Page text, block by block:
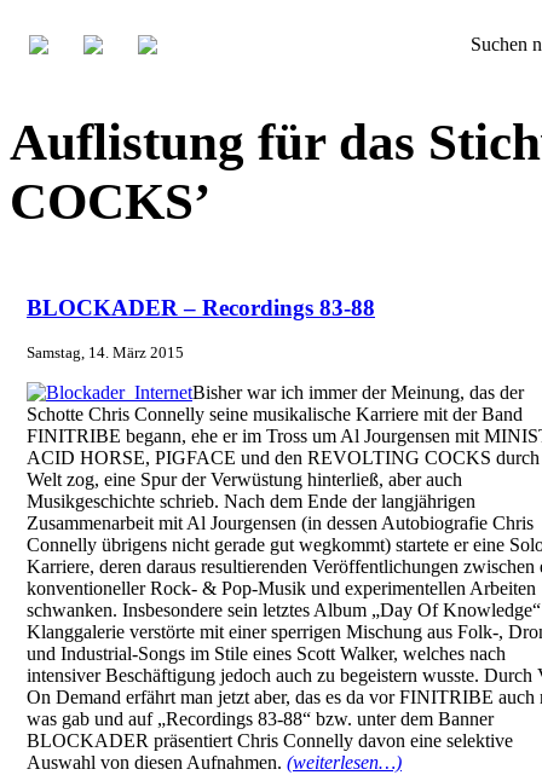
Suchen
Auflistung für das
COCKS’
BLOCKADER – Recordings 83-88
Samstag, 14. März 2015
Bisher war ich immer der Meinung, das der
Schotte Chris Connelly seine musikalische Karriere mit der Band
FINITRIBE begann, ehe er im Tross um Al Jourgensen mit
ACID HORSE, PIGFACE und den REVOLTING COCKS durch
Welt zog, eine Spur der Verwüstung hinterließ, aber auch
Musikgeschichte schrieb. Nach dem Ende der langjährigen
Zusammenarbeit mit Al Jourgensen (in dessen Autobiografie Chris
Connelly übrigens nicht gerade gut wegkommt) startete er eine
Karriere, deren daraus resultierenden Veröffentlichungen zwischen
konventioneller Rock- & Pop-Musik und experimentellen Arbeiten
schwanken. Insbesondere sein letztes Album „Day Of
Klanggalerie verstörte mit einer sperrigen Mischung aus Folk-,
und Industrial-Songs im Stile eines Scott Walker, welches nach
intensiver Beschäftigung jedoch auch zu begeistern wusste. Durch
On Demand erfährt man jetzt aber, das es da vor FINITRIBE auch
was gab und auf „Recordings 83-88“ bzw. unter dem Banner
BLOCKADER präsentiert Chris Connelly davon eine selektive
Auswahl von diesen Aufnahmen. (weiterlesen…)